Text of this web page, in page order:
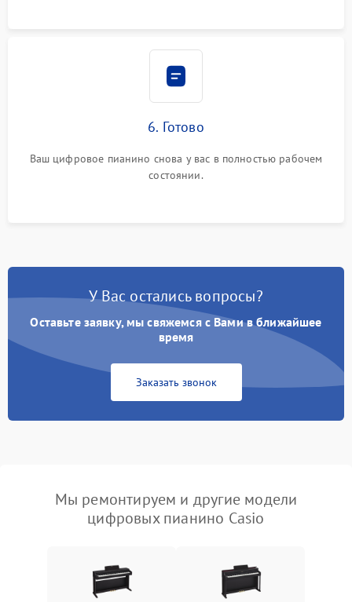
6. Готово
Ваш цифровое пианино снова у вас в полностью рабочем
состоянии.
У Вас остались вопросы?
Оставьте заявку, мы свяжемся с Вами в ближайшее
время
Заказать звонок
Мы ремонтируем и другие модели
цифровых пианино Casio